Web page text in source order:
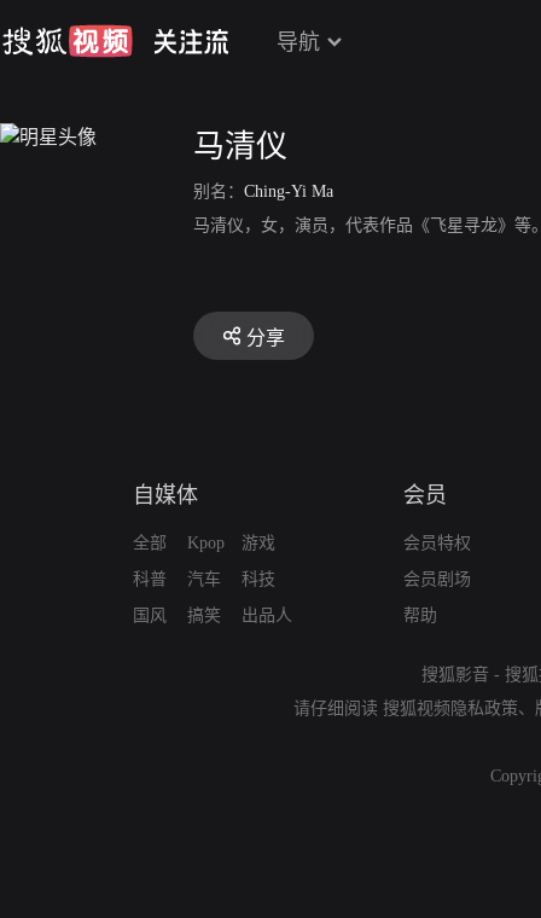
导航
马清仪
别名： Ching-Yi Ma
马清仪，女，演员，代表作品《飞星寻龙》等
分享
自媒体
全部
科普
国风
Kpop
汽车
搞笑
游戏
科技
出品人
会员
会员特权
会员剧场
帮助
搜狐影音 - 搜
请仔细阅读 搜狐视频隐私政策、